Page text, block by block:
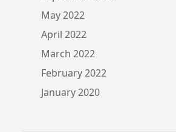
May 2022
April 2022
March 2022
February 2022
January 2020